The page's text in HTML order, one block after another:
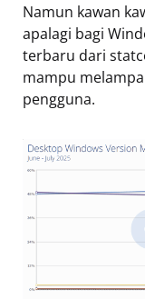
Namun kawan
apalagi bagi
terbaru dari
mampu
pengguna.